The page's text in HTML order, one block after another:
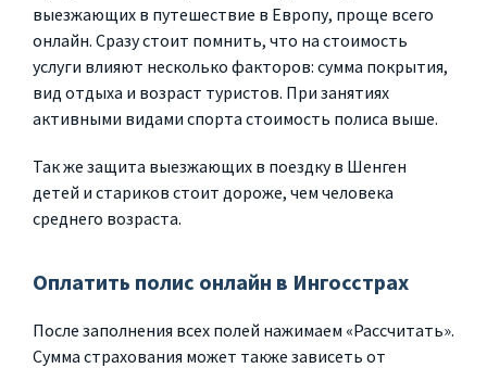
выезжающих в путешествие в Европу, проще всего
онлайн. Сразу стоит помнить, что на стоимость
услуги влияют несколько факторов: сумма покрытия,
вид отдыха и возраст туристов. При занятиях
активными видами спорта стоимость полиса выше.
Так же защита выезжающих в поездку в Шенген
детей и стариков стоит дороже, чем человека
среднего возраста.
Оплатить полис онлайн в Ингосстрах
После заполнения всех полей нажимаем «Рассчитать».
Сумма страхования может также зависеть от